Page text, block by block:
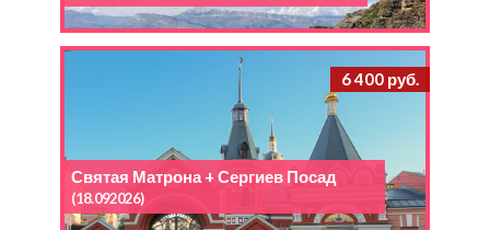
6 400 руб.
Святая Матрона + Сергиев Посад
(18.092026)